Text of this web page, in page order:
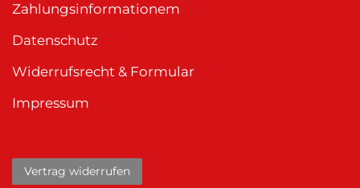
Zahlungsinformationem
Datenschutz
Widerrufsrecht & Formular
Impressum
Vertrag widerrufen